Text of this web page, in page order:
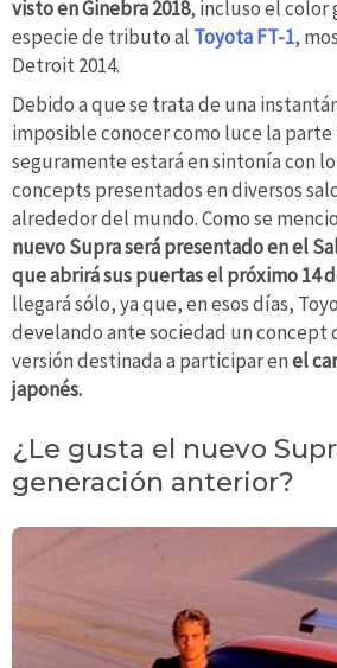
visto en Ginebra 2018, incluso el color
especie de tributo al Toyota FT-1,
Detroit 2014.
Debido a que se trata de una
imposible conocer como luce la
seguramente estará en sintonía con
concepts presentados en diversos
alrededor del mundo. Como se
nuevo Supra será presentado en el
que abrirá sus puertas el próximo 14
llegará sólo, ya que, en esos días,
develando ante sociedad un concept
versión destinada a participar enel
japonés.
¿Le gusta el nuevo
generación anterior?